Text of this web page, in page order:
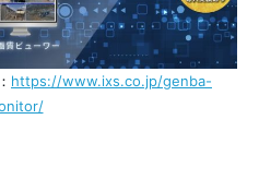
https://www.ixs.co.jp/genba-